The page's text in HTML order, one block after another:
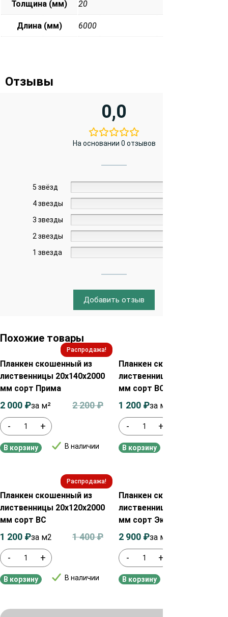
Толщина (мм) 20
Длина (мм) 6000
Отзывы
0,0
На основании 0 отзывов
5 звёзд
4 звезды
3 звезды
2 звезды
1 звезда
Добавить отзыв
Похожие товары
Распродажа!
Планкен скошенный из
лиственницы 20х140х2000
мм сорт Прима
- +
В наличии
2 200₽
2 000 ₽за м²
В корзину
Планкен скошенный из
лиственницы 20х140х2500
мм сорт ВС
- +
1 200 ₽за м²
В корзину
Распродажа!
Планкен скошенный из
лиственницы 20х120х2000
мм сорт ВС
- +
В наличии
1 400₽
1 200 ₽за м2
В корзину
Планкен скошенный из
лиственницы 20х140х2000
мм сорт Экстра
- +
2 900 ₽за м²
В корзину